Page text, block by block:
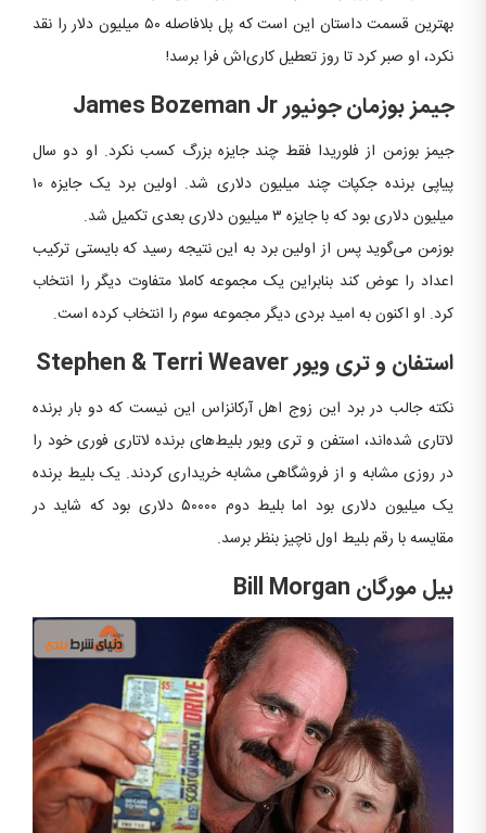
بهترین قسمت داستان این است که پل بلافاصله ۵۰ میلیون دلار را نقد
نکرد، او صبر کرد تا روز تعطیل کاری‌اش فرا برسد!
جیمز بوزمان جونیورJames Bozeman Jr
جیمز بوزمن از فلوریدا فقط چند جایزه بزرگ کسب نکرد. او دو سال
پیاپی برنده جکپات چند میلیون دلاری شد. اولین برد یک جایزه ۱۰
میلیون دلاری بود که با جایزه ۳ میلیون دلاری بعدی تکمیل شد.
بوزمن می‌گوید پس از اولین برد به این نتیجه رسید که بایستی ترکیب
اعداد را عوض کند بنابراین یک مجموعه کاملا متفاوت دیگر را انتخاب
کرد. او اکنون به امید بردی دیگر مجموعه سوم را انتخاب کرده است.
استفان و تری ویور Stephen &Terri Weaver
نکته جالب در برد این زوج اهل آرکانزاس این نیست که دو بار برنده
لاتاری شده‌اند، استفن و تری ویور بلیط‌های برنده لاتاری فوری خود را
در روزی مشابه و از فروشگاهی مشابه خریداری کردند. یک بلیط برنده
یک میلیون دلاری بود اما بلیط دوم ۵۰۰۰۰ دلاری بود که شاید در
مقایسه با رقم بلیط اول ناچیز بنظر برسد.
بیل مورگان Bill Morgan